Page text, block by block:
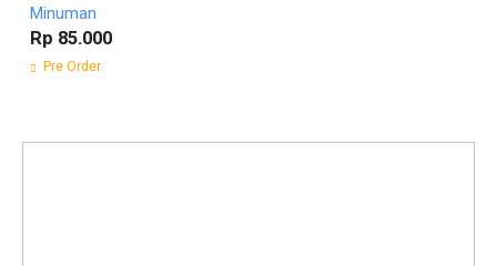
Minuman
Rp 85.000
Pre Order